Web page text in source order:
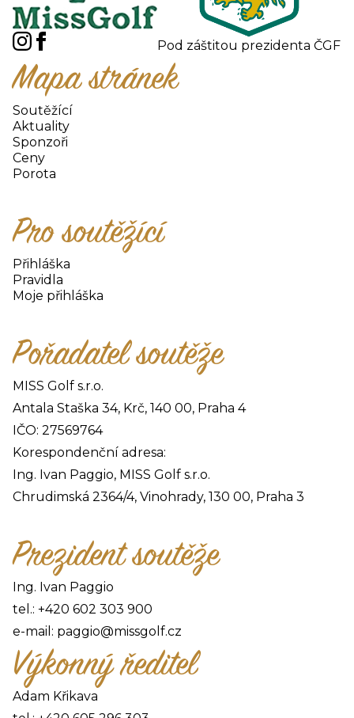
Pod záštitou prezidenta ČGF
Mapa stránek
Soutěžící
Aktuality
Sponzoři
Ceny
Porota
Pro soutěžící
Přihláška
Pravidla
Moje přihláška
Pořadatel soutěže
MISS Golf s.r.o.
Antala Staška 34, Krč, 140 00, Praha 4
IČO: 27569764
Korespondenční adresa:
Ing. Ivan Paggio, MISS Golf s.r.o.
Chrudimská 2364/4, Vinohrady, 130 00, Praha 3
Prezident soutěže
Ing. Ivan Paggio
tel.: +420 602 303 900
e-mail: paggio@missgolf.cz
Výkonný ředitel
Adam Křikava